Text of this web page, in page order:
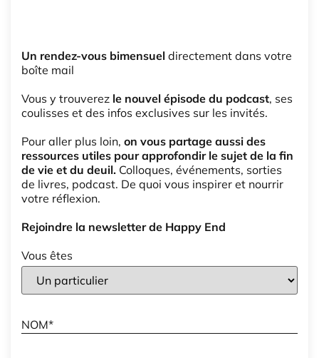
Un rendez-vous bimensuel directement dans votre
boîte mail
Vous y trouverez le nouvel épisode du podcast, ses
coulisses et des infos exclusives sur les invités.
Pour aller plus loin, on vous partage aussi des
ressources utiles pour approfondir le sujet de la fin
de vie et du deuil. Colloques, événements, sorties
de livres, podcast. De quoi vous inspirer et nourrir
votre réflexion.
Rejoindre la newsletter de Happy End
Vous êtes